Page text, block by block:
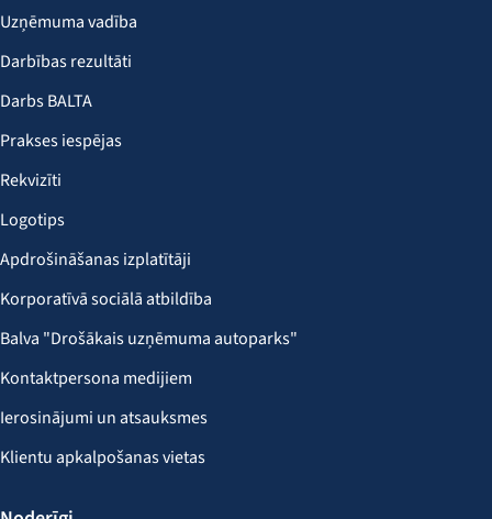
Uzņēmuma vadība
Darbības rezultāti
Darbs BALTA
Prakses iespējas
Rekvizīti
Logotips
Apdrošināšanas izplatītāji
Korporatīvā sociālā atbildība
Balva "Drošākais uzņēmuma autoparks"
Kontaktpersona medijiem
Ierosinājumi un atsauksmes
Klientu apkalpošanas vietas